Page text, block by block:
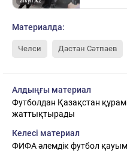
Материалда:
Челси Дастан Сәтпаев
Алдыңғы материал
Футболдан Қазақстан
жаттықтырады
Келесі материал
ФИФА әлемдік футбол